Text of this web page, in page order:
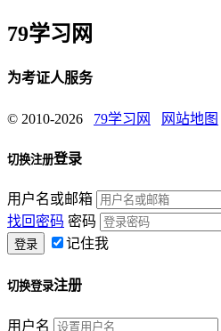
79学习网
为考证人服务
© 2010-2026 79学习网 网站地图
切换注册登录
用户名或邮箱
找回密码 密码
记住我
切换登录注册
用户名